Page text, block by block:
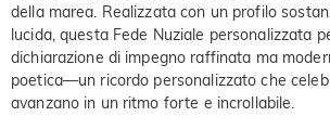
della marea. Realizzata con un profilo
lucida, questa Fede Nuziale personalizzata
dichiarazione di impegno raffinata ma
poetica—un ricordo personalizzato che
avanzano in un ritmo forte e incrollabile.